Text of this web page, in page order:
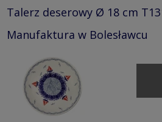
Talerz deserowy Ø 18 cm
Manufaktura w Bolesławcu